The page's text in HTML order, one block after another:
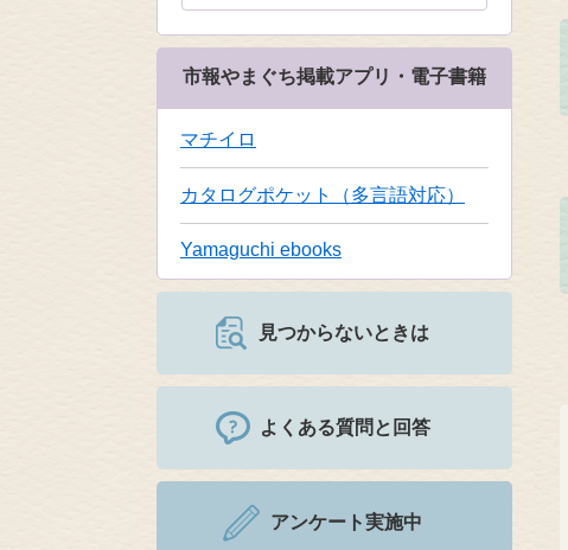
市報やまぐち掲載アプリ・電子書籍
マチイロ
カタログポケット（多言語対応）
Yamaguchi ebooks
見つからないときは
よくある質問と回答
アンケート実施中